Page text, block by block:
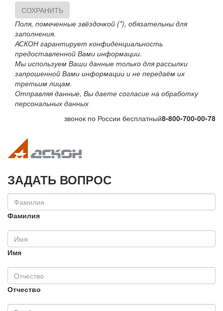
СОХРАНИТЬ
Поля, помеченные звёздочкой (*), обязательны для
заполнения.
АСКОН гарантирует конфиденциальность
предоставленной Вами информации.
Мы используем Ваши данные только для рассылки
запрошенной Вами информации и не передаём их
третьим лицам.
Отправляя данные, Вы даете согласие на обработку
персональных данных
звонок по России бесплатный8-800-700-00-78
ЗАДАТЬ ВОПРОС
Фамилия
Имя
Отчество